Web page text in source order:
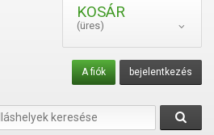
KOSÁR
(üres)
bejelentkezés
A fiók